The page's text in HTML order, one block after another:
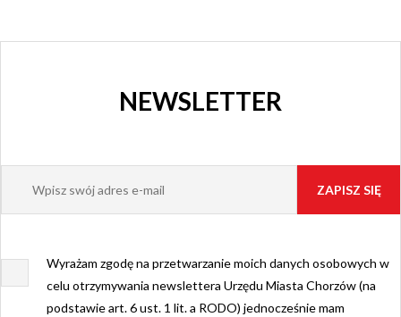
NEWSLETTER
Wyrażam zgodę na przetwarzanie moich danych osobowych w
celu otrzymywania newslettera Urzędu Miasta Chorzów (na
podstawie art. 6 ust. 1 lit. a RODO) jednocześnie mam